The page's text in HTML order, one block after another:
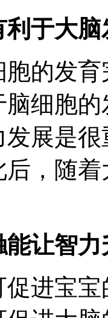
利于大
发育
细胞
展是
，随
能让智
宝宝